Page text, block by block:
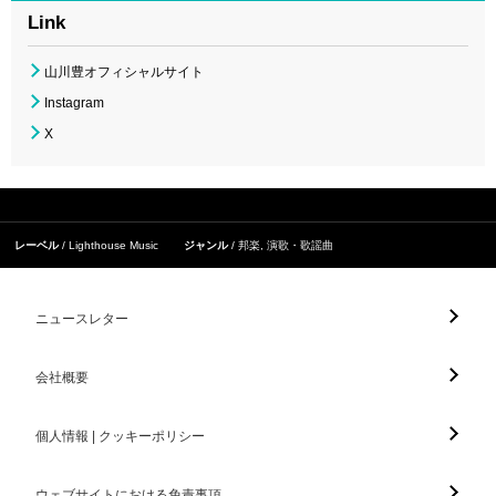
Link
山川豊オフィシャルサイト
Instagram
X
レーベル Lighthouse Music ジャンル 邦楽 演歌・歌謡曲
ニュースレター
会社概要
個人情報 | クッキーポリシー